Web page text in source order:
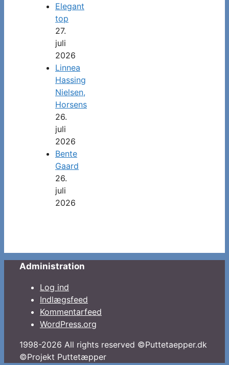
Elegant
top
27.
juli
2026
Linnea
Hassing
Nielsen,
Horsens
26.
juli
2026
Bente
Gaard
26.
juli
2026
Administration
Log ind
Indlægsfeed
Kommentarfeed
WordPress.org
1998-2026 All rights reserved ©Puttetaepper.dk
©Projekt Puttetæpper